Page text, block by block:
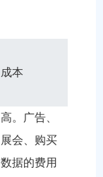
成本
高。广告、
展会、购买
数据的费用